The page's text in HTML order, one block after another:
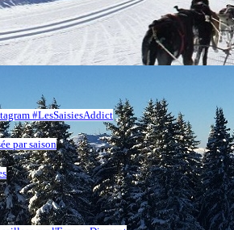
#LesSaisiesAddict
par saison